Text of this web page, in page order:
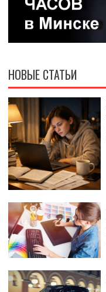
НОВЫЕ СТАТЬИ